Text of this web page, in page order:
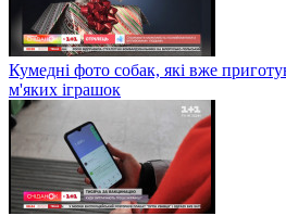
Кумедні фото собак, які вже
м'яких іграшок